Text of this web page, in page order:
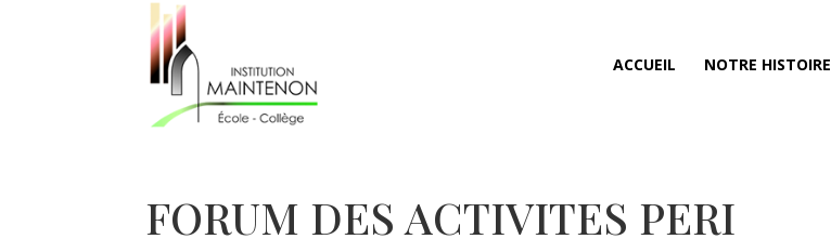
ACCUEIL NOTRE HISTOIRE
FORUM DES ACTIVITES PERI